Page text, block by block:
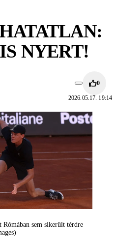
NYERT!
0
2026.05.17. 19:14
sem sikerült térdre